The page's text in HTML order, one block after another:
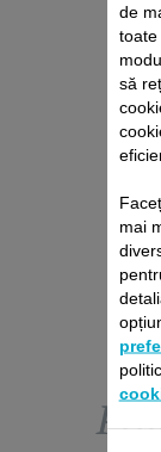
de
toate
să
mai